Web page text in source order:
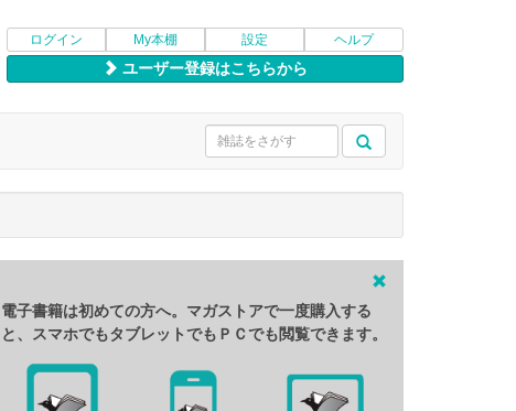
ログイン My本棚 設定 ヘルプ
ユーザー登録はこちらから
電子書籍は初めての方へ。マガストアで一度購入する
と、スマホでもタブレットでもＰＣでも閲覧できます。